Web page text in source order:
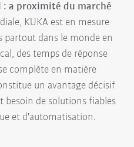
: a proximité du marché
KUKA est en mesure
partout dans le monde en
des temps de réponse
complète en matière
un avantage décisif
besoin de solutions fiables
et d'automatisation.